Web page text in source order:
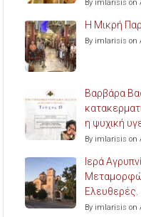
By imlarisis on
Η Μικρή
By imlarisis on
Βαρβάρα
η ψυχική
By imlarisis on
Ιερά
Ελευθερές.
By imlarisis on